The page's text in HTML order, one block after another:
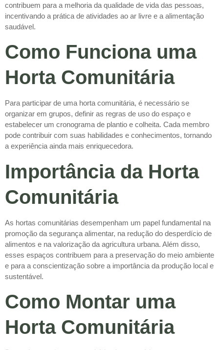
contribuem para a melhoria da qualidade de vida das pessoas,
incentivando a prática de atividades ao ar livre e a alimentação
saudável.
Como Funciona uma
Horta Comunitária
Para participar de uma horta comunitária, é necessário se
organizar em grupos, definir as regras de uso do espaço e
estabelecer um cronograma de plantio e colheita. Cada membro
pode contribuir com suas habilidades e conhecimentos, tornando
a experiência ainda mais enriquecedora.
Importância da Horta
Comunitária
As hortas comunitárias desempenham um papel fundamental na
promoção da segurança alimentar, na redução do desperdício de
alimentos e na valorização da agricultura urbana. Além disso,
esses espaços contribuem para a preservação do meio ambiente
e para a conscientização sobre a importância da produção local e
sustentável.
Como Montar uma
Horta Comunitária